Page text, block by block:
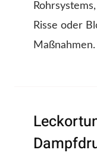
Risse oder
Maßnahmen.